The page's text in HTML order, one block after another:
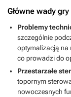
Główne wady gry
Problemy
szczególnie
optymalizacją na
co prowadzi do
Przestarzałe
topornym
nowoczesnych